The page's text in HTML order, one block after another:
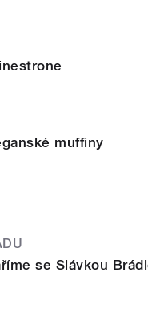
muffiny
se Slávkou